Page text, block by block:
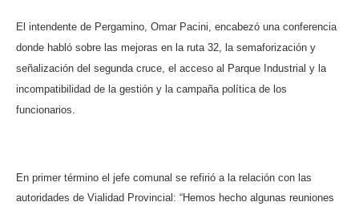
El intendente de Pergamino, Omar Pacini, encabezó una conferencia
donde habló sobre las mejoras en la ruta 32, la semaforización y
señalización del segunda cruce, el acceso al Parque Industrial y la
incompatibilidad de la gestión y la campaña política de los
funcionarios.
En primer término el jefe comunal se refirió a la relación con las
autoridades de Vialidad Provincial: “Hemos hecho algunas reuniones